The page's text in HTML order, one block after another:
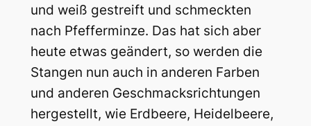
und weiß gestreift und schmeckten
nach Pfefferminze. Das hat sich aber
heute etwas geändert, so werden die
Stangen nun auch in anderen Farben
und anderen Geschmacksrichtungen
hergestellt, wie Erdbeere, Heidelbeere,